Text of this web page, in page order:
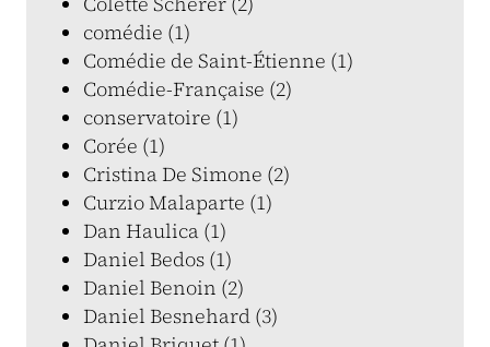
comédie (1)
Comédie de Saint-Étienne (1)
Comédie-Française (2)
conservatoire (1)
Corée (1)
Cristina De Simone (2)
Curzio Malaparte (1)
Dan Haulica (1)
Daniel Bedos (1)
Daniel Benoin (2)
Daniel Besnehard (3)